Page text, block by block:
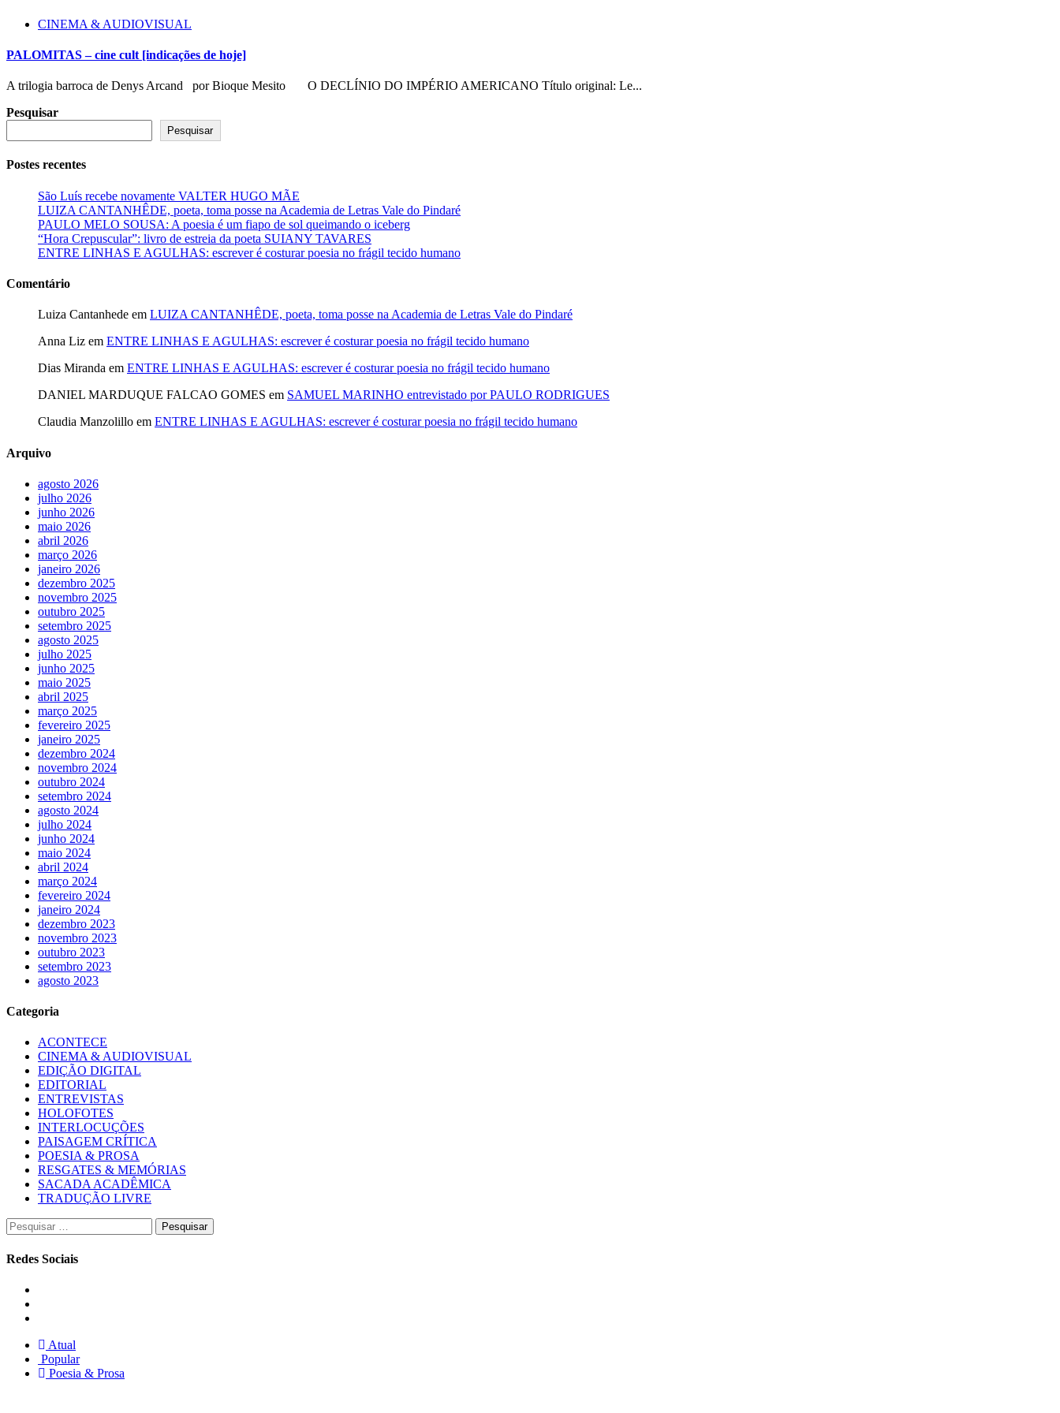
CINEMA & AUDIOVISUAL
PALOMITAS – cine cult [indicações de hoje]
A trilogia barroca de Denys Arcand por Bioque Mesito O DECLÍNIO DO IMPÉRIO AMERICANO Título original: Le...
Pesquisar
Pesquisar
Postes recentes
São Luís recebe novamente VALTER HUGO MÃE
LUIZA CANTANHÊDE, poeta, toma posse na Academia de Letras Vale do Pindaré
PAULO MELO SOUSA: A poesia é um fiapo de sol queimando o iceberg
“Hora Crepuscular”: livro de estreia da poeta SUIANY TAVARES
ENTRE LINHAS E AGULHAS: escrever é costurar poesia no frágil tecido humano
Comentário
Luiza Cantanhede em LUIZA CANTANHÊDE, poeta, toma posse na Academia de Letras Vale do Pindaré
Anna Liz em ENTRE LINHAS E AGULHAS: escrever é costurar poesia no frágil tecido humano
Dias Miranda em ENTRE LINHAS E AGULHAS: escrever é costurar poesia no frágil tecido humano
DANIEL MARDUQUE FALCAO GOMES em SAMUEL MARINHO entrevistado por PAULO RODRIGUES
Claudia Manzolillo em ENTRE LINHAS E AGULHAS: escrever é costurar poesia no frágil tecido humano
Arquivo
agosto 2026
julho 2026
junho 2026
maio 2026
abril 2026
março 2026
janeiro 2026
dezembro 2025
novembro 2025
outubro 2025
setembro 2025
agosto 2025
julho 2025
junho 2025
maio 2025
abril 2025
março 2025
fevereiro 2025
janeiro 2025
dezembro 2024
novembro 2024
outubro 2024
setembro 2024
agosto 2024
julho 2024
junho 2024
maio 2024
abril 2024
março 2024
fevereiro 2024
janeiro 2024
dezembro 2023
novembro 2023
outubro 2023
setembro 2023
agosto 2023
Categoria
ACONTECE
CINEMA & AUDIOVISUAL
EDIÇÃO DIGITAL
EDITORIAL
ENTREVISTAS
HOLOFOTES
INTERLOCUÇÕES
PAISAGEM CRÍTICA
POESIA & PROSA
RESGATES & MEMÓRIAS
SACADA ACADÊMICA
TRADUÇÃO LIVRE
Pesquisar
por:
Redes Sociais
Atual
Popular
Poesia & Prosa